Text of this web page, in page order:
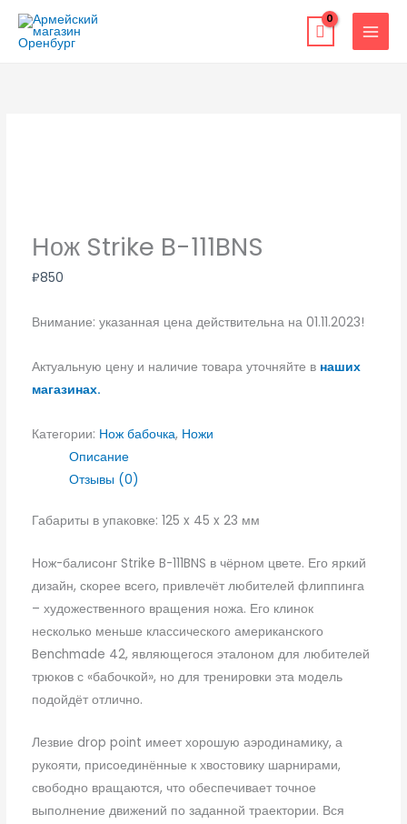
Перейти
содержимому
Нож Strike B-111BNS
₽850
Внимание: указанная цена действительна на 01.11.2023!
Актуальную цену и наличие товара уточняйте в наших
магазинах.
Категории: Нож бабочка, Ножи
Описание
Отзывы (0)
Габариты в упаковке: 125 x 45 x 23 мм
Нож-балисонг Strike B-111BNS в чёрном цвете. Его яркий
дизайн, скорее всего, привлечёт любителей флиппинга
– художественного вращения ножа. Его клинок
несколько меньше классического американского
Benchmade 42, являющегося эталоном для любителей
трюков с «бабочкой», но для тренировки эта модель
подойдёт отлично.
Лезвие drop point имеет хорошую аэродинамику, а
рукояти, присоединённые к хвостовику шарнирами,
свободно вращаются, что обеспечивает точное
выполнение движений по заданной траектории. Вся